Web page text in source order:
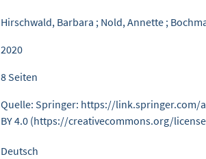
Hirschwald, Barbara ; Nold, Annette ;
2020
8 Seiten
Quelle: Springer: https://link.springer.com/
BY 4.0 (https://creativecommons.org/
Deutsch